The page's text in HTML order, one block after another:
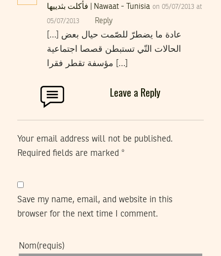
فأكلت بثدييها | Nawaat - Tunisia on 05/07/2013 at
05/07/2013 Reply
[…] عادة ما يضطرّ للصّمت حيال بعض
الحالات التّي تستبطن قصصا اجتماعية
مؤسفة تقطر فقرا […]
Leave a Reply
Your email address will not be published.
Required fields are marked *
Save my name, email, and website in this
browser for the next time I comment.
Nom(requis)